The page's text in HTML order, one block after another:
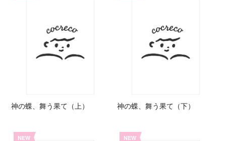
神の蝶、舞う果て（上） 神の蝶、舞う果て（下）
NEW NEW